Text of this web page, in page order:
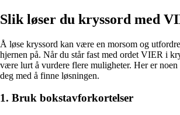
Slik løser du kryssord med
Å løse kryssord kan være en morsom og
hjernen på. Når du står fast med ordet VIER i
være lurt å vurdere flere muligheter. Her er
deg med å finne løsningen.
1. Bruk bokstavforkortelser